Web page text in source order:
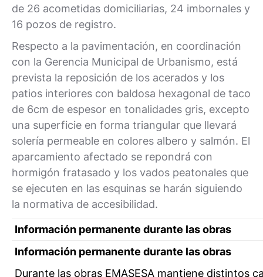
de 26 acometidas domiciliarias, 24 imbornales y
16 pozos de registro.
Respecto a la pavimentación, en coordinación
con la Gerencia Municipal de Urbanismo, está
prevista la reposición de los acerados y los
patios interiores con baldosa hexagonal de taco
de 6cm de espesor en tonalidades gris, excepto
una superficie en forma triangular que llevará
solería permeable en colores albero y salmón. El
aparcamiento afectado se repondrá con
hormigón fratasado y los vados peatonales que
se ejecuten en las esquinas se harán siguiendo
la normativa de accesibilidad.
Información permanente durante las obras
Información permanente durante las obras
Durante las obras EMASESA mantiene distintos